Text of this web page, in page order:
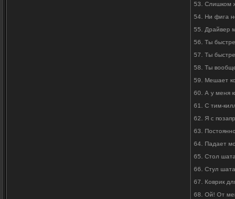
53. Слишком
54. Ни фига
55. Драйвер
56. Ты
57. Ты
58. Ты
59. Мешает
60. А у меня
61. С тим-
62. Я с
63.
64. Падает
65. Стол
66. Стул
67. Коврик
68. Ой! От